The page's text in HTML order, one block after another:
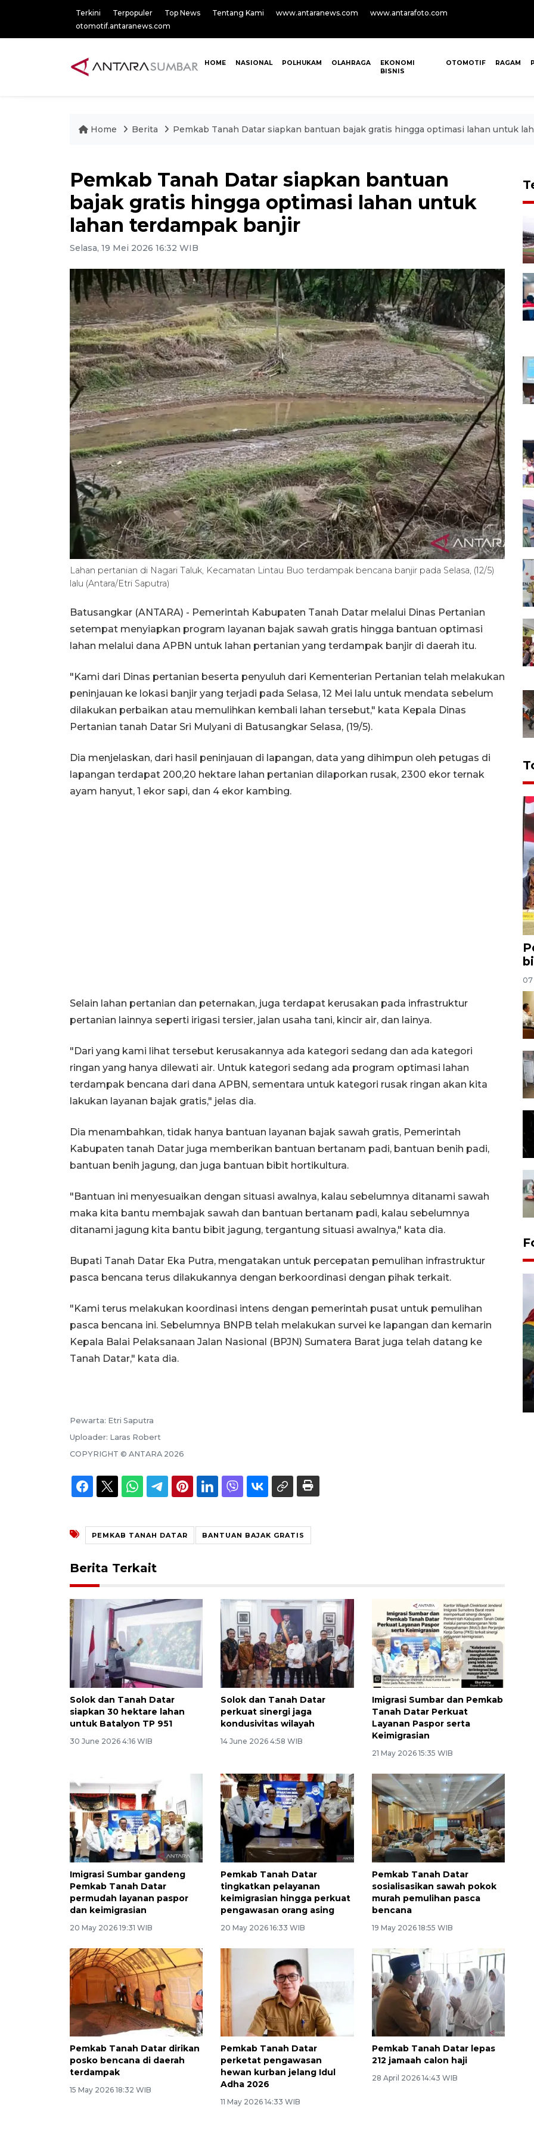
Terkini Terpopuler Top News Tentang Kami www.antaranews.com
www.antarafoto.com
otomotif.antaranews.com
HOME NASIONAL POLHUKAM OLAHRAGA
EKONOMI
BISNIS
OTOMOTIF RAGAM
Home Berita Pemkab Tanah Datar siapkan bantuan bajak gratis hingga optimasi lahan untuk
Pemkab Tanah Datar siapkan bantuan
bajak gratis hingga optimasi lahan untuk
lahan terdampak banjir
Selasa, 19 Mei 2026 16:32 WIB
Lahan pertanian di Nagari Taluk, Kecamatan Lintau Buo terdampak bencana banjir pada Selasa, (12/5)
lalu (Antara/Etri Saputra)
Batusangkar (ANTARA) - Pemerintah Kabupaten Tanah Datar melalui Dinas Pertanian
setempat menyiapkan program layanan bajak sawah gratis hingga bantuan optimasi
lahan melalui dana APBN untuk lahan pertanian yang terdampak banjir di daerah itu.
"Kami dari Dinas pertanian beserta penyuluh dari Kementerian Pertanian telah melakukan
peninjauan ke lokasi banjir yang terjadi pada Selasa, 12 Mei lalu untuk mendata sebelum
dilakukan perbaikan atau memulihkan kembali lahan tersebut," kata Kepala Dinas
Pertanian tanah Datar Sri Mulyani di Batusangkar Selasa, (19/5).
Dia menjelaskan, dari hasil peninjauan di lapangan, data yang dihimpun oleh petugas di
lapangan terdapat 200,20 hektare lahan pertanian dilaporkan rusak, 2300 ekor ternak
ayam hanyut, 1 ekor sapi, dan 4 ekor kambing.
Selain lahan pertanian dan peternakan, juga terdapat kerusakan pada infrastruktur
pertanian lainnya seperti irigasi tersier, jalan usaha tani, kincir air, dan lainya.
"Dari yang kami lihat tersebut kerusakannya ada kategori sedang dan ada kategori
ringan yang hanya dilewati air. Untuk kategori sedang ada program optimasi lahan
terdampak bencana dari dana APBN, sementara untuk kategori rusak ringan akan kita
lakukan layanan bajak gratis," jelas dia.
Dia menambahkan, tidak hanya bantuan layanan bajak sawah gratis, Pemerintah
Kabupaten tanah Datar juga memberikan bantuan bertanam padi, bantuan benih padi,
bantuan benih jagung, dan juga bantuan bibit hortikultura.
"Bantuan ini menyesuaikan dengan situasi awalnya, kalau sebelumnya ditanami sawah
maka kita bantu membajak sawah dan bantuan bertanam padi, kalau sebelumnya
ditanami jagung kita bantu bibit jagung, tergantung situasi awalnya," kata dia.
Bupati Tanah Datar Eka Putra, mengatakan untuk percepatan pemulihan infrastruktur
pasca bencana terus dilakukannya dengan berkoordinasi dengan pihak terkait.
"Kami terus melakukan koordinasi intens dengan pemerintah pusat untuk pemulihan
pasca bencana ini. Sebelumnya BNPB telah melakukan survei ke lapangan dan kemarin
Kepala Balai Pelaksanaan Jalan Nasional (BPJN) Sumatera Barat juga telah datang ke
Tanah Datar," kata dia.
Pewarta: Etri Saputra
Uploader: Laras Robert
COPYRIGHT © ANTARA 2026
PEMKAB TANAH DATAR BANTUAN BAJAK GRATIS
Berita Terkait
Solok dan Tanah Datar
siapkan 30 hektare lahan
untuk Batalyon TP 951
30 June 2026 4:16 WIB
Solok dan Tanah Datar
perkuat sinergi jaga
kondusivitas wilayah
14 June 2026 4:58 WIB
Imigrasi Sumbar dan Pemkab
Tanah Datar Perkuat
Layanan Paspor serta
Keimigrasian
21 May 2026 15:35 WIB
Imigrasi Sumbar gandeng
Pemkab Tanah Datar
permudah layanan paspor
dan keimigrasian
20 May 2026 19:31 WIB
Pemkab Tanah Datar
tingkatkan pelayanan
keimigrasian hingga perkuat
pengawasan orang asing
20 May 2026 16:33 WIB
Pemkab Tanah Datar
sosialisasikan sawah pokok
murah pemulihan pasca
bencana
19 May 2026 18:55 WIB
Pemkab Tanah Datar dirikan
posko bencana di daerah
terdampak
15 May 2026 18:32 WIB
Pemkab Tanah Datar
perketat pengawasan
hewan kurban jelang Idul
Adha 2026
11 May 2026 14:33 WIB
Pemkab Tanah Datar lepas
212 jamaah calon haji
28 April 2026 14:43 WIB
07